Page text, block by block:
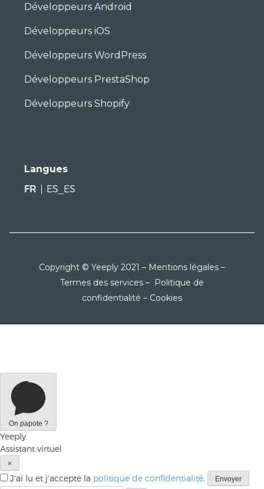
Développeurs Android
Développeurs iOS
Développeurs WordPress
Développeurs PrestaShop
Développeurs Shopify
Langues
FR
ES_ES
Copyright © Yeeply 2021 – Mentions légales –
Termes des services – Politique de
confidentialité – Cookies
On papote ?
Yeeply
Assistant virtuel
×
J'ai lu et j'accepte la politique de confidentialité. Envoyer